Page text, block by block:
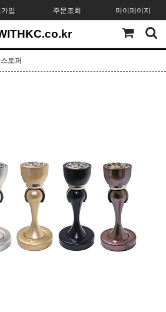
입 주문조회 마이페이지
토퍼